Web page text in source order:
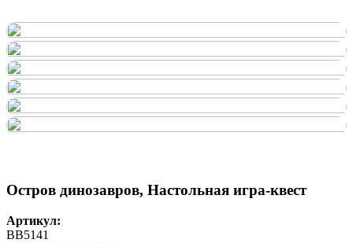
Остров динозавров, Настольная игра-квест
Артикул:
BB5141